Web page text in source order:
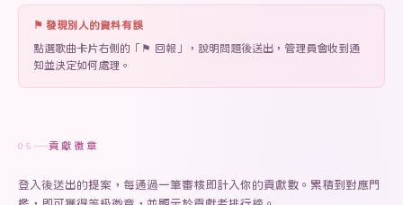
⚑ 發現別人的資料有誤
點選歌曲卡片右側的「⚑ 回報」，說明問題後送出，管理員會收到通
知並決定如何處理。
05 貢獻徽章
登入後送出的提案，每通過一筆審核即計入你的貢獻數。累積到對應門